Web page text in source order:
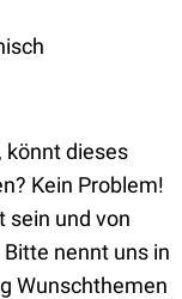
könnt dieses
Kein Problem!
sein und von
nennt uns in
Wunschthemen